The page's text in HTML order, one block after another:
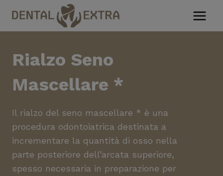
contenuto
Rialzo Seno
Mascellare *
Il rialzo del seno mascellare * è una
procedura odontoiatrica destinata a
incrementare la quantità di osso nella
parte posteriore dell’arcata superiore,
spesso necessaria in preparazione per